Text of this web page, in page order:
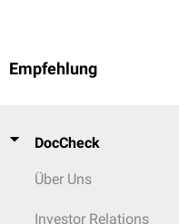
Empfehlung
DocCheck
Über Uns
Investor Relations